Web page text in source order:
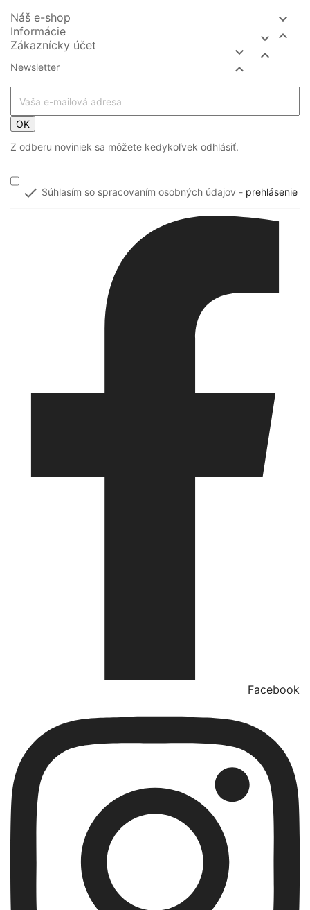
Náš e-shop


Informácie


Zákaznícky účet


Newsletter
OK
Z odberu noviniek sa môžete kedykoľvek odhlásiť.
 Súhlasím so spracovaním osobných údajov - prehlásenie
Facebook